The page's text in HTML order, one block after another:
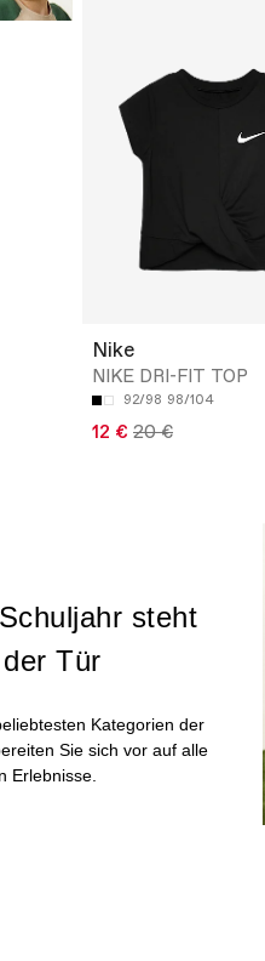
Nike
NIKE DRI-FIT TOP
92/98 98/104
12 € 20 €
steht
Tür
Kategorien der
Sie sich vor auf alle
Erlebnisse.